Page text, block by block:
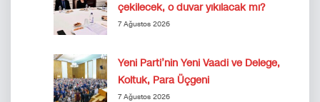
çekilecek, o duvar yıkılacak mı?
7 Ağustos 2026
Yeni Parti’nin Yeni Vaadi ve Delege,
Koltuk, Para Üçgeni
7 Ağustos 2026